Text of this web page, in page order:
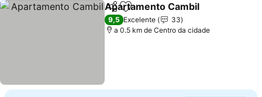
PartilharAdicionar aos favoritos
Apartamento Cambil
9,5 Excelente
33
a 0.5 km de Centro da cidade